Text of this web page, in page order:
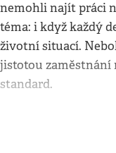
nemohli najít práci
téma: i když každý
životní situací.
jistotou zaměstnání
standard.